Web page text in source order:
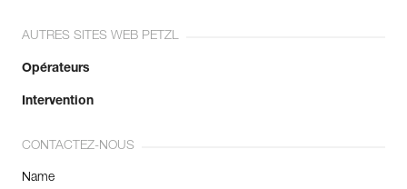
AUTRES SITES WEB PETZL
Opérateurs
Intervention
CONTACTEZ-NOUS
Name